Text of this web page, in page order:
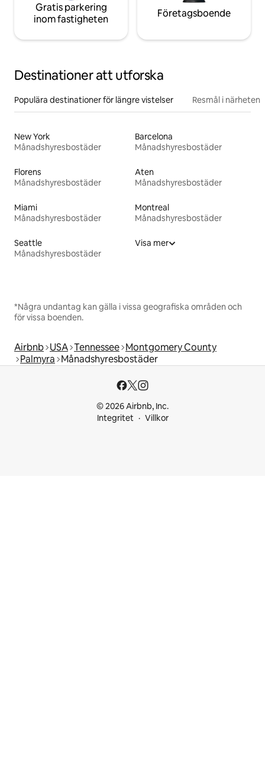
Gratis parkering
inom fastigheten
Företagsboende
Destinationer att utforska
Populära destinationer för längre vistelser Resmål i närheten
New York
Månadshyresbostäder
Barcelona
Månadshyresbostäder
Florens
Månadshyresbostäder
Aten
Månadshyresbostäder
Miami
Månadshyresbostäder
Montreal
Månadshyresbostäder
Seattle
Månadshyresbostäder
Visa mer
*Några undantag kan gälla i vissa geografiska områden och
för vissa boenden.
Airbnb USA Tennessee Montgomery County
Palmyra Månadshyresbostäder
© 2026 Airbnb, Inc.
Integritet
Villkor